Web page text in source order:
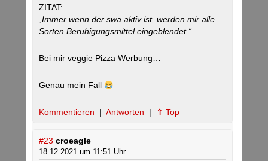
ZITAT:
„Immer wenn der swa aktiv ist, werden mir alle
Sorten Beruhigungsmittel eingeblendet.“
Bei mir veggie Pizza Werbung…
Genau mein Fall
Kommentieren | Antworten | ⇑ Top
#23 croeagle
18.12.2021 um 11:51 Uhr